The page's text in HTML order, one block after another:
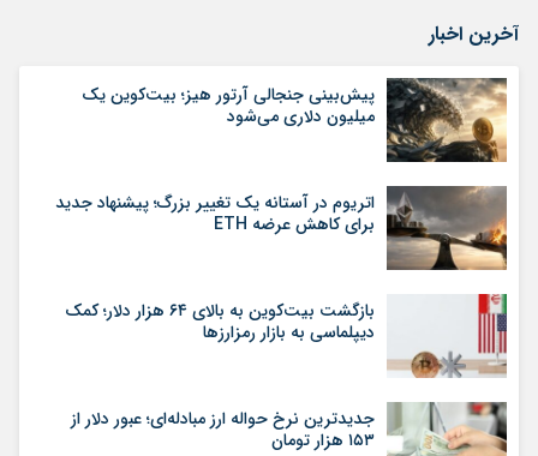
آخرین اخبار
پیش‌بینی جنجالی آرتور هیز؛ بیت‌کوین یک
میلیون دلاری می‌شود
اتریوم در آستانه یک تغییر بزرگ؛ پیشنهاد جدید
برای کاهش عرضه ETH
بازگشت بیت‌کوین به بالای ۶۴ هزار دلار؛ کمک
دیپلماسی به بازار رمزارزها
جدیدترین نرخ حواله ارز مبادله‌ای؛ عبور دلار از
۱۵۳ هزار تومان